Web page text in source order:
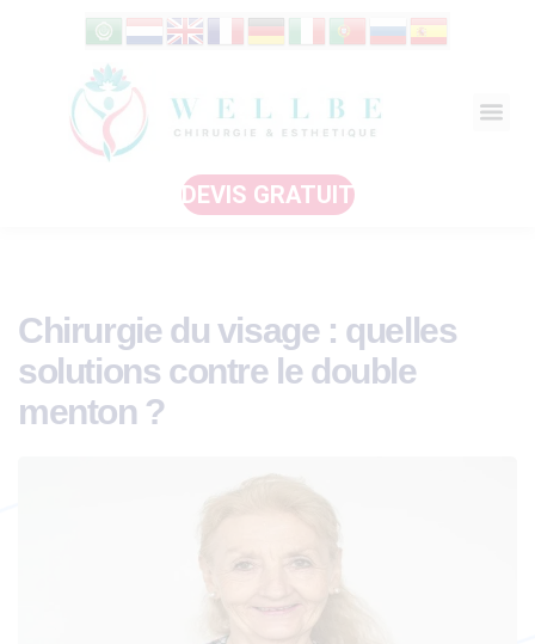
DEVIS GRATUIT
Chirurgie du visage : quelles
solutions contre le double
menton ?